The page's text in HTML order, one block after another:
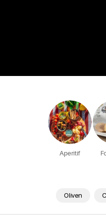
Aperitif
Oliven